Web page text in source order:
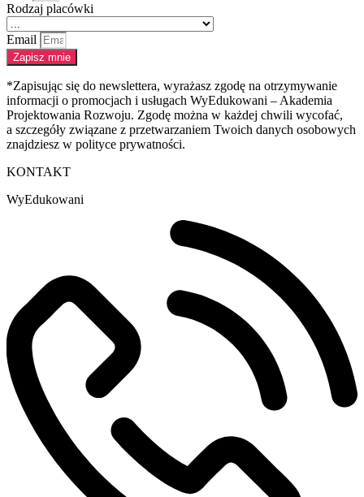
Rodzaj placówki
Email
Zapisz mnie
*Zapisując się do newslettera, wyrażasz zgodę na otrzymywanie
informacji o promocjach i usługach WyEdukowani – Akademia
Projektowania Rozwoju. Zgodę można w każdej chwili wycofać,
a szczegóły związane z przetwarzaniem Twoich danych osobowych
znajdziesz w polityce prywatności.
KONTAKT
WyEdukowani